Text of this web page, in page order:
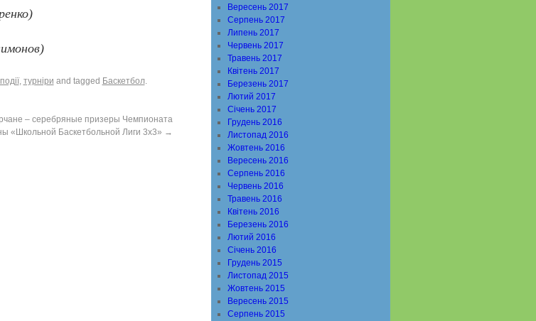
події, турніри and tagged Баскетбол.
– серебряные призеры Чемпионата
«Школьной Баскетбольной Лиги 3х3» →
Вересень 2017
Серпень 2017
Липень 2017
Червень 2017
Травень 2017
Квітень 2017
Березень 2017
Лютий 2017
Січень 2017
Грудень 2016
Листопад 2016
Жовтень 2016
Вересень 2016
Серпень 2016
Червень 2016
Травень 2016
Квітень 2016
Березень 2016
Лютий 2016
Січень 2016
Грудень 2015
Листопад 2015
Жовтень 2015
Вересень 2015
Серпень 2015